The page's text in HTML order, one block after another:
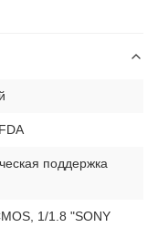
поддержка
1/1.8 "SONY